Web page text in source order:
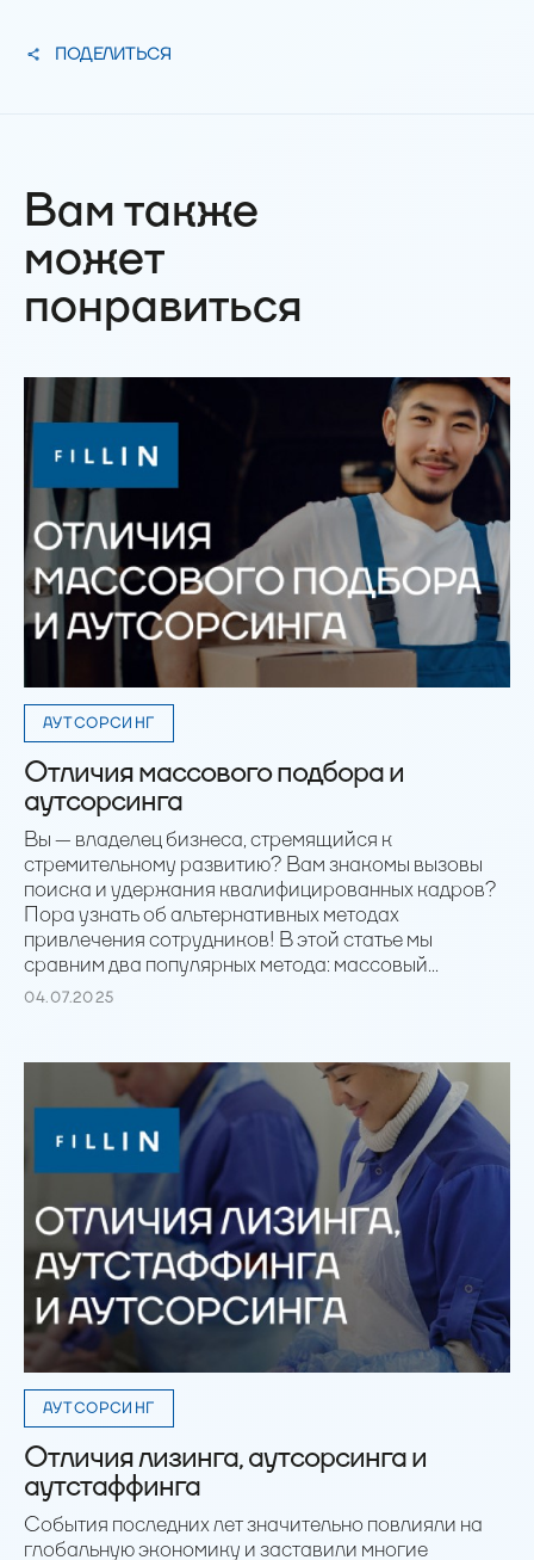
ПОДЕЛИТЬСЯ
Вам также
может
понравиться
АУТСОРСИНГ
Отличия массового подбора и
аутсорсинга
Вы — владелец бизнеса, стремящийся к
стремительному развитию? Вам знакомы вызовы
поиска и удержания квалифицированных кадров?
Пора узнать об альтернативных методах
привлечения сотрудников! В этой статье мы
сравним два популярных метода: массовый...
04.07.2025
АУТСОРСИНГ
Отличия лизинга, аутсорсинга и
аутстаффинга
События последних лет значительно повлияли на
глобальную экономику и заставили многие